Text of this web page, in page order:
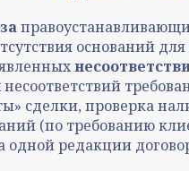
оснований
сделки, проверка
(по требованию
одной редакции